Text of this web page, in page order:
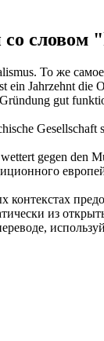
словом
То же
ein Jahrzehnt die
gut
Gesellschaft
wettert gegen den
из